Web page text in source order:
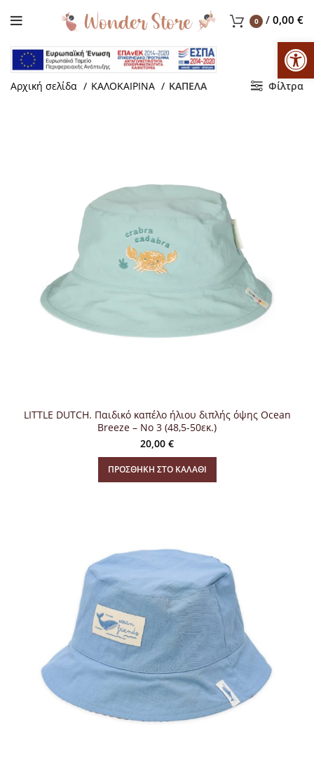
0 / 0,00 €
Αρχική σελίδα ΚΑΛΟΚΑΙΡΙΝΑ ΚΑΠΕΛΑ Φίλτρα
LITTLE DUTCH. Παιδικό καπέλο ήλιου διπλής όψης Ocean
Breeze – Νο 3 (48,5-50εκ.)
20,00 €
ΠΡΟΣΘΉΚΗ ΣΤΟ ΚΑΛΆΘΙ